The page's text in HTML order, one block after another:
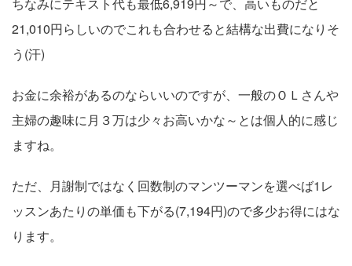
21,010円らしいのでこれも合わせると結構な出費になりそ
う(汗)
お金に余裕があるのならいいのですが、一般のＯＬさんや
主婦の趣味に月３万は少々お高いかな～とは個人的に感じ
ますね。
ただ、月謝制ではなく回数制のマンツーマンを選べば1レ
ッスンあたりの単価も下がる(7,194円)ので多少お得にはな
ります。